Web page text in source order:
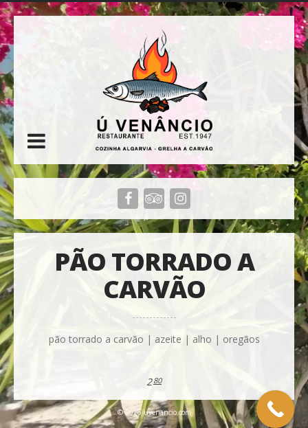
PÃO TORRADO A
CARVÃO
pão torrado a carvão | azeite | alho | oregãos
2 80
© 2026 uvenancio.com